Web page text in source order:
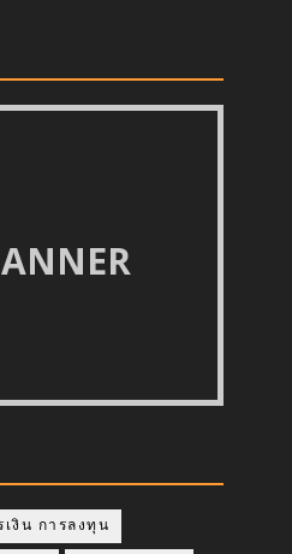
เงิน การลงทุน